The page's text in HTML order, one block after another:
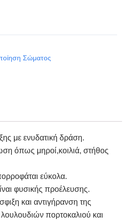
Σώματος
με ενυδατική δράση.
όπως μηροί,κοιλιά, στήθος
εύκολα.
φυσικής προέλευσης.
και αντιγήρανση της
πορτοκαλιού και